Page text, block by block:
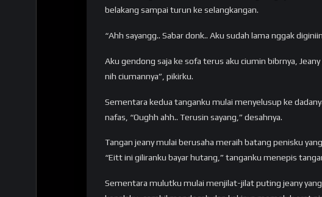
belakang sampai turun ke selangkangan.
“Ahh sayangg.. Sabar donk.. Aku sudah lama nggak
Aku gendong saja ke sofa terus aku ciumin bibrnya,
nih ciumannya”, pikirku.
Sementara kedua tanganku mulai menyelusup ke
nafas, “Oughh ahh.. Terusin sayang,” desahnya.
Tangan jeany mulai berusaha meraih batang penisku
“Eitt ini giliranku bayar hutang,” tanganku menepis
Sementara mulutku mulai menjilat-jilat puting jeany